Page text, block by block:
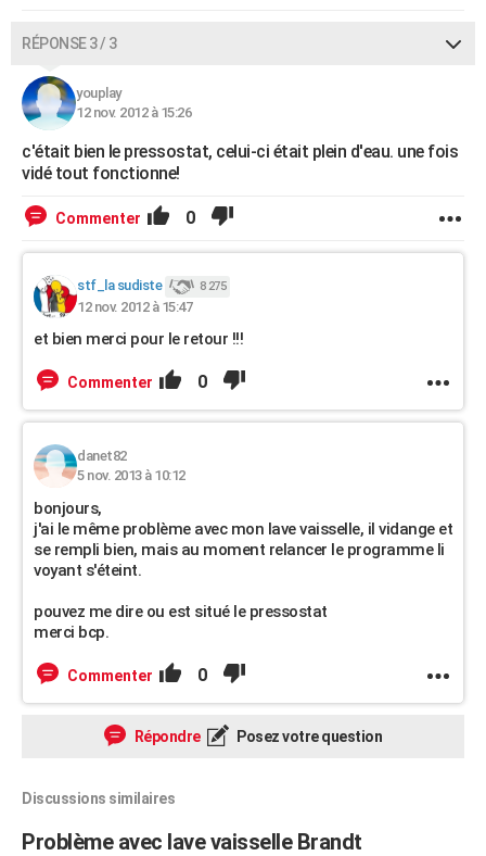
RÉPONSE 3 / 3
youplay
12 nov. 2012 à 15:26
c'était bien le pressostat, celui-ci était plein d'eau. une fois
vidé tout fonctionne!
Commenter 0
stf_la sudiste 8 275
12 nov. 2012 à 15:47
et bien merci pour le retour !!!
Commenter 0
danet82
5 nov. 2013 à 10:12
bonjours,
j'ai le même problème avec mon lave vaisselle, il vidange et
se rempli bien, mais au moment relancer le programme li
voyant s'éteint.
pouvez me dire ou est situé le pressostat
merci bcp.
Commenter 0
Répondre Posez votre question
Discussions similaires
Problème avec lave vaisselle Brandt